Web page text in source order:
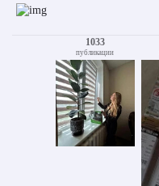
1033
публикации